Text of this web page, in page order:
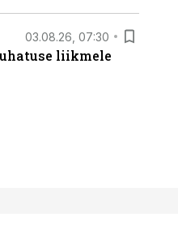
03.08.26, 07:30
liikmele